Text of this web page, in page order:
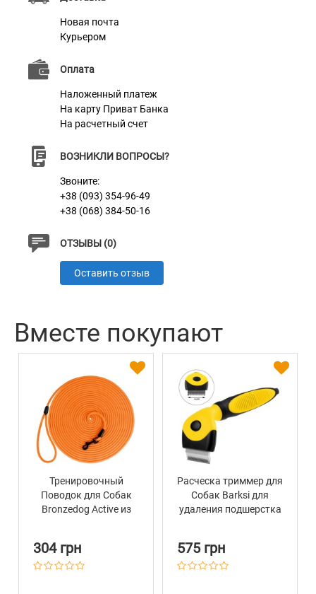
Новая почта
Курьером
Оплата
Наложенный платеж
На карту Приват Банка
На расчетный счет
ВОЗНИКЛИ ВОПРОСЫ?
Звоните:
+38 (093) 354-96-49
+38 (068) 384-50-16
ОТЗЫВЫ (0)
Оставить отзыв
Вместе покупают
Тренировочный
Поводок для Собак
Bronzedog Active из
304 грн
Расческа триммер для
Собак Barksi для
удаления подшерстка
575 грн